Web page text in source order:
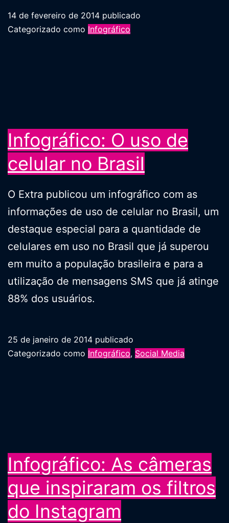
14 de fevereiro de 2014 publicado
Categorizado como Infográfico
Infográfico: O uso de
celular no Brasil
O Extra publicou um infográfico com as
informações de uso de celular no Brasil, um
destaque especial para a quantidade de
celulares em uso no Brasil que já superou
em muito a população brasileira e para a
utilização de mensagens SMS que já atinge
88% dos usuários.
25 de janeiro de 2014 publicado
Categorizado como Infográfico, Social Media
Infográfico: As câmeras
que inspiraram os filtros
do Instagram